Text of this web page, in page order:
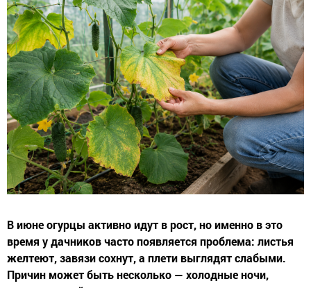
В июне огурцы активно идут в рост, но именно в это
время у дачников часто появляется проблема: листья
желтеют, завязи сохнут, а плети выглядят слабыми.
Причин может быть несколько — холодные ночи,